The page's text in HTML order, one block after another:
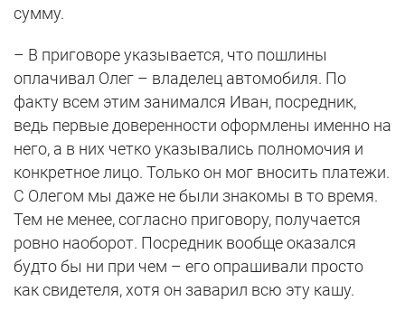
сумму.
– В приговоре указывается, что пошлины
оплачивал Олег – владелец автомобиля. По
факту всем этим занимался Иван, посредник,
ведь первые доверенности оформлены именно на
него, а в них четко указывались полномочия и
конкретное лицо. Только он мог вносить платежи.
С Олегом мы даже не были знакомы в то время.
Тем не менее, согласно приговору, получается
ровно наоборот. Посредник вообще оказался
будто бы ни при чем – его опрашивали просто
как свидетеля, хотя он заварил всю эту кашу.